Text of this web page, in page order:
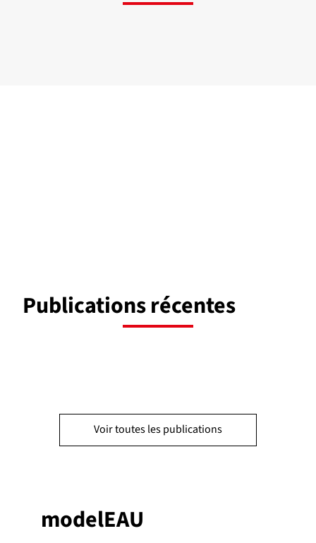
Publications récentes
Voir toutes les publications
modelEAU